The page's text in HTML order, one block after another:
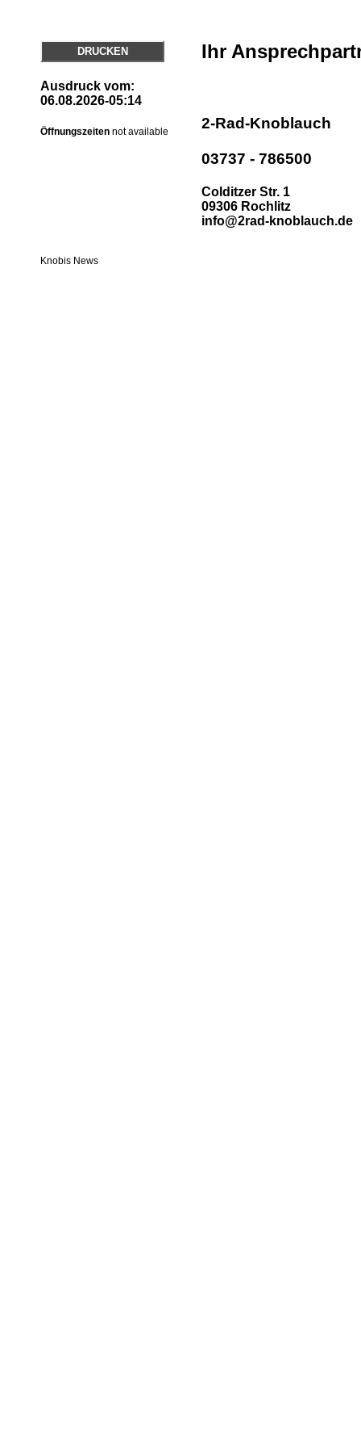
DRUCKEN
Ausdruck vom:
06.08.2026-05:14
Öffnungszeiten not available
Ihr
2-Rad-Knoblauch
03737 - 786500
Colditzer Str. 1
09306 Rochlitz
info@2rad-knoblauch.de
Knobis News